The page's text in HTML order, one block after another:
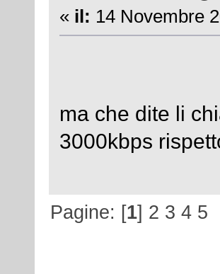
« il: 14 Novembre
ma che dite li
3000kbps
Pagine: [1] 2 3 4 5